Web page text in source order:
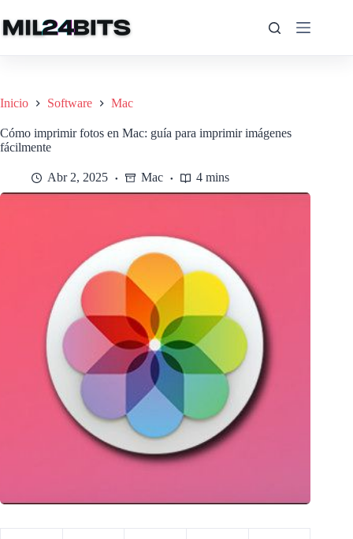
al
contenido
Inicio Software Mac
Cómo imprimir fotos en Mac: guía para imprimir imágenes
fácilmente
Abr 2, 2025 Mac 4 mins